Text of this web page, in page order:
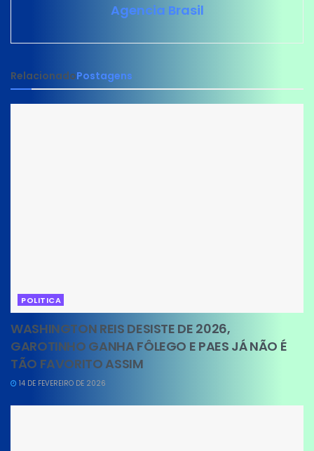
Agencia Brasil
RelacionadoPostagens
POLITICA
WASHINGTON REIS DESISTE DE 2026,
GAROTINHO GANHA FÔLEGO E PAES JÁ NÃO É
TÃO FAVORITO ASSIM
14 DE FEVEREIRO DE 2026